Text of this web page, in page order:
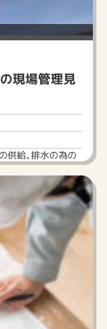
現場管理見
供給、排水の為の
や浴槽、トイレな
換気など生活する
も携わる。